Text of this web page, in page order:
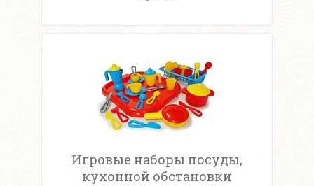
Игровые наборы посуды,
кухонной обстановки